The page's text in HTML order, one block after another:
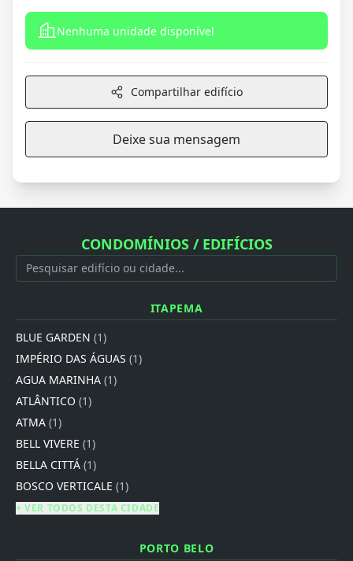
Nenhuma unidade disponível
Compartilhar edifício
Deixe sua mensagem
CONDOMÍNIOS / EDIFÍCIOS
ITAPEMA
BLUE GARDEN (1)
IMPÉRIO DAS ÁGUAS (1)
AGUA MARINHA (1)
ATLÂNTICO (1)
ATMA (1)
BELL VIVERE (1)
BELLA CITTÁ (1)
BOSCO VERTICALE (1)
+ VER TODOS DESTA CIDADE
PORTO BELO